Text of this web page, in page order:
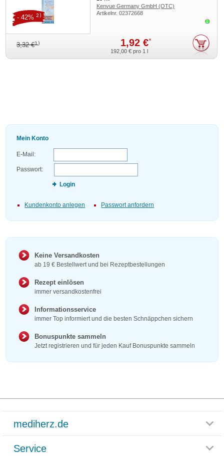
Kenvue Germany GmbH (OTC)
Artikelnr.02372668
3,32 €1) 1,92 €*
- 42% 2)
192,00 € pro 1 l
Mein Konto
E-Mail:
Passwort:
Login
Kundenkonto anlegen Passwort anfordern
Keine Versandkosten
ab 19 € Bestellwert und bei Rezeptbestellungen
Rezept einlösen
immer versandkostenfrei
Informationsservice
immer Top informiert und die besten Schnäppchen sichern
Bonuspunkte sammeln
Jetzt registrieren und für jeden Kauf Bonuspunkte sammeln
mediherz.de
Glossar
Service